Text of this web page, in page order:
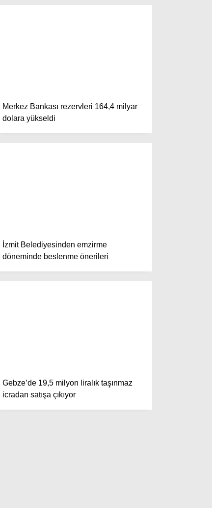
Yazı Gönder
Merkez Bankası rezervleri 164,4 milyar
dolara yükseldi
İzmit Belediyesinden emzirme
döneminde beslenme önerileri
Gebze’de 19,5 milyon liralık taşınmaz
icradan satışa çıkıyor